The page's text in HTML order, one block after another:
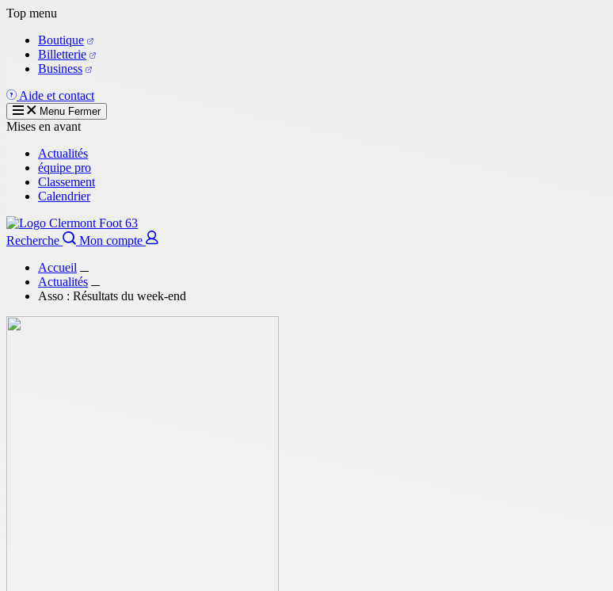
Aller
contenu
principal
Top menu
Boutique
Billetterie
Business
Aide et contact
Menu Fermer
Mises en avant
Actualités
équipe pro
Classement
Calendrier
Recherche
Mon compte
Accueil
Actualités
Asso : Résultats du week-end